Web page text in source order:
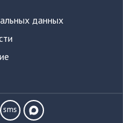
данных
sms